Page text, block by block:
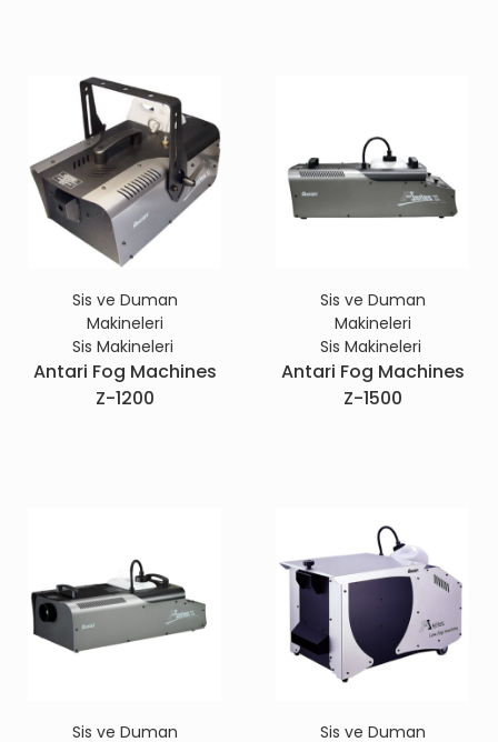
Sis ve Duman
Makineleri
Sis Makineleri
Antari Fog Machines
Z-1200
Sis ve Duman
Makineleri
Sis Makineleri
Antari Fog Machines
Z-1500
Sis ve Duman Sis ve Duman